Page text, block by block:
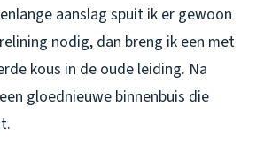
aanslag spuit ik er gewoon
nodig, dan breng ik een met
kous in de oude leiding. Na
gloednieuwe binnenbuis die